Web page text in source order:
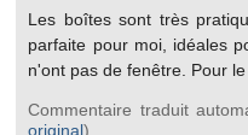
Les boîtes sont très
parfaite pour moi, idéales
n'ont pas de fenêtre. Pour
Commentaire traduit
original)